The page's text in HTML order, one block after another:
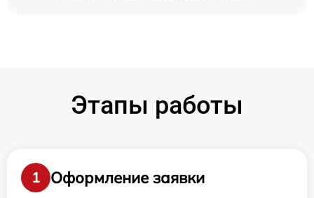
Этапы работы
1
Оформление заявки